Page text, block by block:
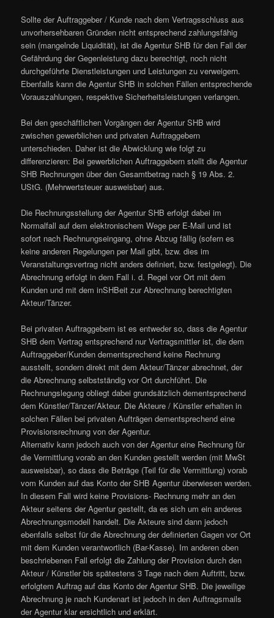
Sollte der Auftraggeber / Kunde nach dem Vertragsschluss aus
unvorhersehbaren Gründen nicht entsprechend zahlungsfähig
sein (mangelnde Liquidität), ist die Agentur SHB für den Fall der
Gefährdung der Gegenleistung dazu berechtigt, noch nicht
durchgeführte Dienstleistungen und Leistungen zu verweigern.
Ebenfalls kann die Agentur SHB in solchen Fällen entsprechende
Vorauszahlungen, respektive Sicherheitsleistungen verlangen.
Bei den geschäftlichen Vorgängen der Agentur SHB wird
zwischen gewerblichen und privaten Auftraggebern
unterschieden. Daher ist die Abwicklung wie folgt zu
differenzieren: Bei gewerblichen Auftraggebern stellt die Agentur
SHB Rechnungen über den Gesamtbetrag nach § 19 Abs. 2.
UStG. (Mehrwertsteuer ausweisbar) aus.
Die Rechnungsstellung der Agentur SHB erfolgt dabei im
Normalfall auf dem elektronischem Wege per E-Mail und ist
sofort nach Rechnungseingang, ohne Abzug fällig (sofern es
keine anderen Regelungen per Mail gibt, bzw. dies im
Veranstaltungsvertrag nicht anders definiert, bzw. festgelegt). Die
Abrechnung erfolgt in dem Fall i. d. Regel vor Ort mit dem
Kunden und mit dem inSHBeit zur Abrechnung berechtigten
Akteur/Tänzer.
Bei privaten Auftraggebern ist es entweder so, dass die Agentur
SHB dem Vertrag entsprechend nur Vertragsmittler ist, die dem
Auftraggeber/Kunden dementsprechend keine Rechnung
ausstellt, sondern direkt mit dem Akteur/Tänzer abrechnet, der
die Abrechnung selbstständig vor Ort durchführt. Die
Rechnungslegung obliegt dabei grundsätzlich dementsprechend
dem Künstler/Tänzer/Akteur. Die Akteure / Künstler erhalten in
solchen Fällen bei privaten Aufträgen dementsprechend eine
Provisionsrechnung von der Agentur.
Alternativ kann jedoch auch von der Agentur eine Rechnung für
die Vermittlung vorab an den Kunden gestellt werden (mit MwSt
ausweisbar), so dass die Beträge (Teil für die Vermittlung) vorab
vom Kunden auf das Konto der SHB Agentur überwiesen werden.
In diesem Fall wird keine Provisions- Rechnung mehr an den
Akteur seitens der Agentur gestellt, da es sich um ein anderes
Abrechnungsmodell handelt. Die Akteure sind dann jedoch
ebenfalls selbst für die Abrechnung der definierten Gagen vor Ort
mit dem Kunden verantwortlich (Bar-Kasse). Im anderen oben
beschriebenen Fall erfolgt die Zahlung der Provision durch den
Akteur / Künstler bis spätestens 3 Tage nach dem Auftritt, bzw.
erfolgtem Auftrag auf das Konto der Agentur SHB. Die jeweilige
Abrechnung je nach Kundenart ist jedoch in den Auftragsmails
der Agentur klar ersichtlich und erklärt.